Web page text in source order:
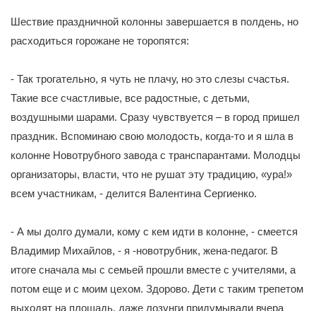
Шествие праздничной колонны завершается в полдень, но
расходиться горожане не торопятся:
- Так трогательно, я чуть не плачу, но это слезы счастья.
Такие все счастливые, все радостные, с детьми,
воздушными шарами. Сразу чувствуется – в город пришел
праздник. Вспоминаю свою молодость, когда-то и я шла в
колонне Новотрубного завода с транспарантами. Молодцы
организаторы, власти, что не рушат эту традицию, «ура!»
всем участникам, - делится Валентина Сергиенко.
- А мы долго думали, кому с кем идти в колонне, - смеется
Владимир Михайлов, - я -новотрубник, жена-педагог. В
итоге сначала мы с семьей прошли вместе с учителями, а
потом еще и с моим цехом. Здорово. Дети с таким трепетом
выходят на площадь, даже лозунги придумывали вчера